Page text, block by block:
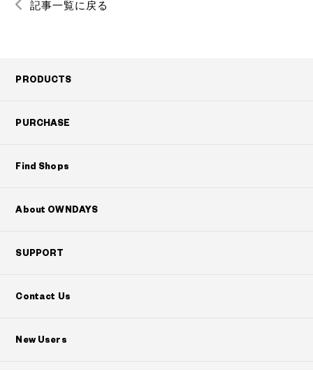
記事一覧に戻る
PRODUCTS
PURCHASE
Find Shops
About OWNDAYS
SUPPORT
Contact Us
New Users